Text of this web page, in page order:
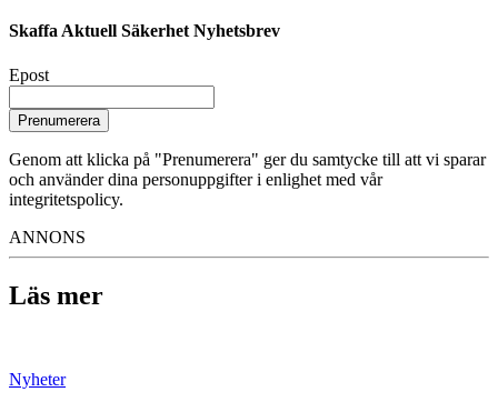
Skaffa Aktuell Säkerhet Nyhetsbrev
Epost
Prenumerera
Genom att klicka på "Prenumerera" ger du samtycke till att vi sparar
och använder dina personuppgifter i enlighet med vår
integritetspolicy.
ANNONS
Läs mer
Nyheter